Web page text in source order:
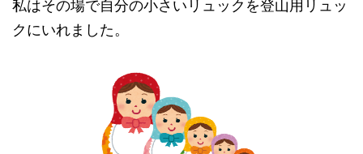
私はその場で自分の小さいリュックを登山用リュッ
クにいれました。